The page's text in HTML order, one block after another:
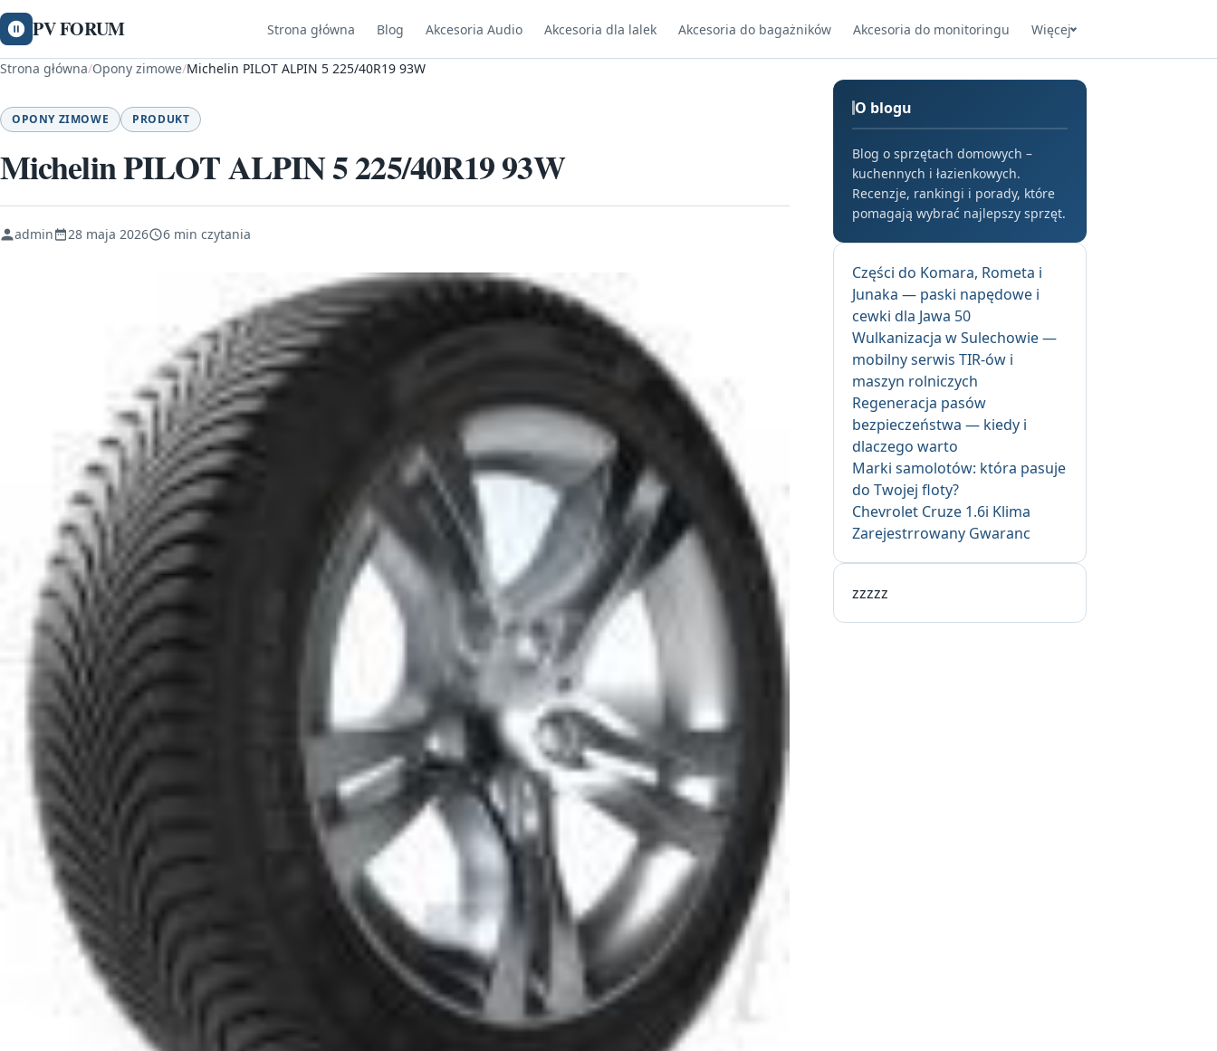
PV FORUM Strona główna Blog Akcesoria Audio Akcesoria dla lalek Akcesoria do bagażników Akcesoria do monitoringu Więcej
Strona główna/Opony zimowe/Michelin PILOT ALPIN 5 225/40R19 93W
OPONY ZIMOWE PRODUKT
Michelin PILOT ALPIN 5 225/40R19 93W
admin 28 maja 2026 6 min czytania
O blogu
Blog o sprzętach domowych –
kuchennych i łazienkowych.
Recenzje, rankingi i porady, które
pomagają wybrać najlepszy sprzęt.
Części do Komara, Rometa i
Junaka — paski napędowe i
cewki dla Jawa 50
Wulkanizacja w Sulechowie —
mobilny serwis TIR-ów i
maszyn rolniczych
Regeneracja pasów
bezpieczeństwa — kiedy i
dlaczego warto
Marki samolotów: która pasuje
do Twojej floty?
Chevrolet Cruze 1.6i Klima
Zarejestrrowany Gwaranc
zzzzz